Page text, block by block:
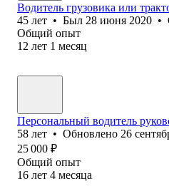
Водитель грузовика или
45 лет • Был 28 июня 2020 •
Общий опыт
12 лет 1 месяц
Персональный водитель
58 лет • Обновлено 26
25 000 ₽
Общий опыт
16 лет 4 месяца